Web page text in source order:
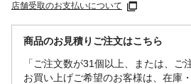
店舗受取のお支払いについて
商品のお見積りご注文はこちら
「ご注文数が31個以上、または、ご
お買い上げご希望のお客様は、在庫